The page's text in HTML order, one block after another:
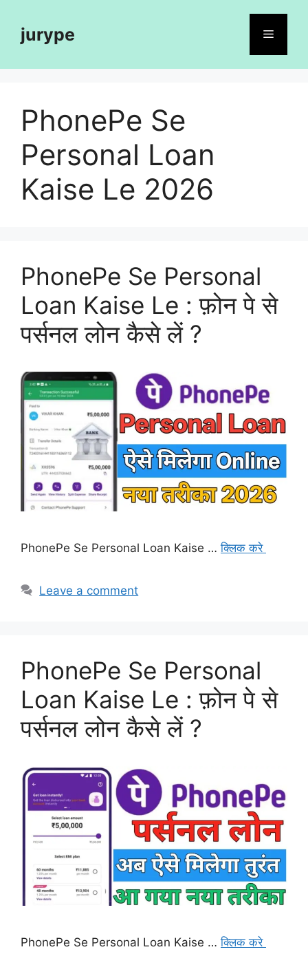
contentjurype Menu
PhonePe Se
Personal Loan
Kaise Le 2026
PhonePe Se Personal
Loan Kaise Le : फ़ोन पे से
पर्सनल लोन कैसे लें ?
PhonePe Se Personal Loan Kaise …क्लिक करे
Leave a comment
PhonePe Se Personal
Loan Kaise Le : फ़ोन पे से
पर्सनल लोन कैसे लें ?
PhonePe Se Personal Loan Kaise …क्लिक करे